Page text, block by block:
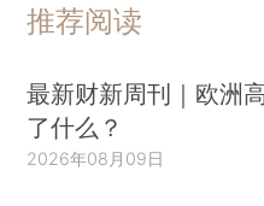
推荐阅读
最新财新周刊｜欧洲
了什么？
2026年08月09日